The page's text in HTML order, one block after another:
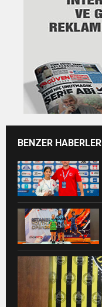
BENZER HABERLER